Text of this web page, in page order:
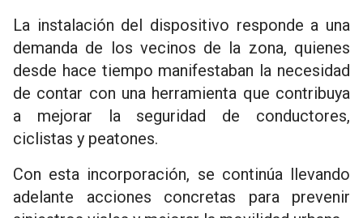
La instalación del dispositivo responde a una
demanda de los vecinos de la zona, quienes
desde hace tiempo manifestaban la necesidad
de contar con una herramienta que contribuya
a mejorar la seguridad de conductores,
ciclistas y peatones.
Con esta incorporación, se continúa llevando
adelante acciones concretas para prevenir